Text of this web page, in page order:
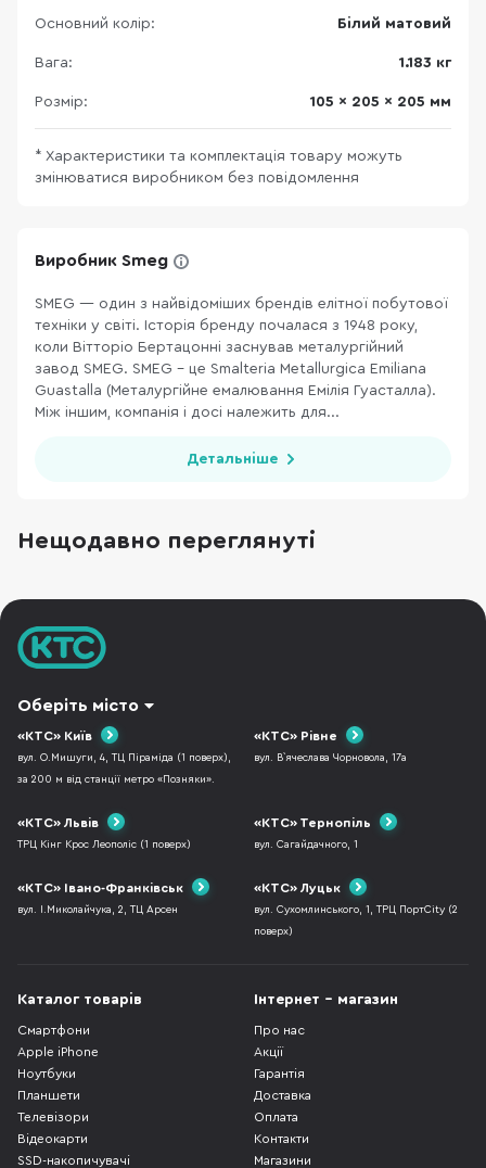
Основний колір: Білий матовий
Вага: 1.183 кг
Розмір: 105 x 205 x 205 мм
* Характеристики та комплектація товару можуть
змінюватися виробником без повідомлення
Виробник Smeg
SMEG — один з найвідоміших брендів елітної побутової
техніки у світі. Історія бренду почалася з 1948 року,
коли Вітторіо Бертацонні заснував металургійний
завод SMEG. SMEG - це Smalteria Metallurgica Emiliana
Guastalla (Металургійне емалювання Емілія Гуасталла).
Між іншим, компанія і досі належить для...
Детальніше
Нещодавно переглянуті
Оберіть місто
«КТС» Київ
вул. О.Мишуги, 4, ТЦ Піраміда (1 поверх),
за 200 м від станції метро «Позняки».
«КТС» Рівне
вул. В`ячеслава Чорновола, 17а
«КТС» Львів
ТРЦ Кінг Крос Леополіс (1 поверх)
«КТС» Тернопіль
вул. Сагайдачного, 1
«КТС» Івано-Франківськ
вул. І.Миколайчука, 2, ТЦ Арсен
«КТС» Луцьк
вул. Сухомлинського, 1, ТРЦ ПортCity (2
поверх)
Каталог товарів
Смартфони
Apple iPhone
Ноутбуки
Планшети
Телевізори
Відеокарти
SSD-накопичувачі
Інтернет - магазин
Про нас
Акції
Гарантія
Доставка
Оплата
Контакти
Магазини